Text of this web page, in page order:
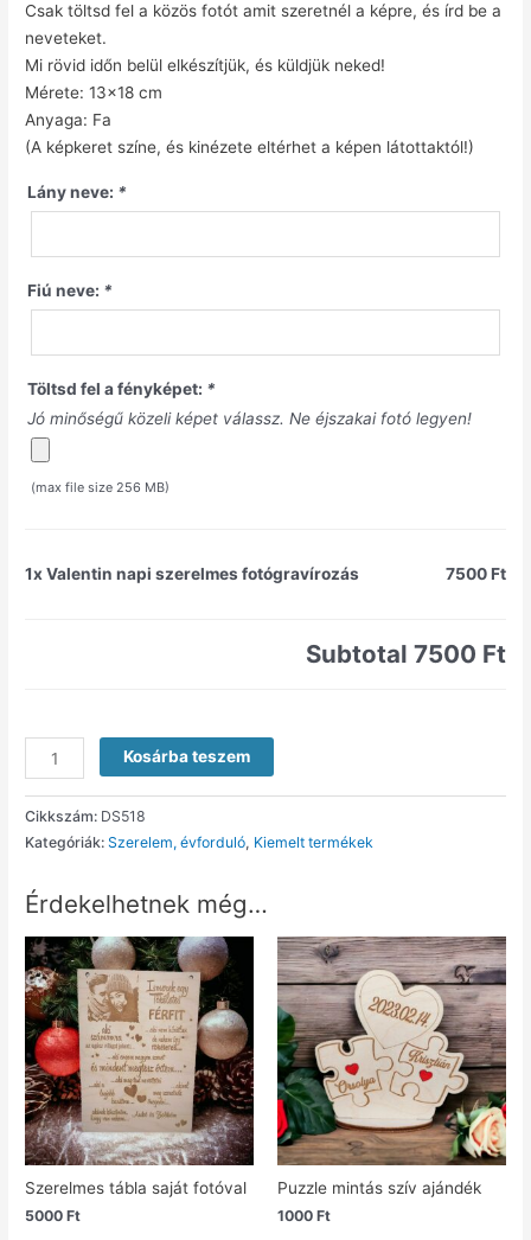
Csak töltsd fel a közös fotót amit szeretnél a képre, és írd be a
neveteket.
Mi rövid időn belül elkészítjük, és küldjük neked!
Mérete: 13×18 cm
Anyaga: Fa
(A képkeret színe, és kinézete eltérhet a képen látottaktól!)
Lány neve: *
Fiú neve: *
Töltsd fel a fényképet: *
Jó minőségű közeli képet válassz. Ne éjszakai fotó legyen!
(max file size 256 MB)
1xValentin napi szerelmes fotógravírozás 7500 Ft
Subtotal 7500 Ft
Kosárba teszem
Cikkszám: DS518
Kategóriák:Szerelem, évforduló, Kiemelt termékek
Érdekelhetnek még…
Szerelmes tábla saját fotóval
5000Ft
Puzzle mintás szív ajándék
1000 Ft